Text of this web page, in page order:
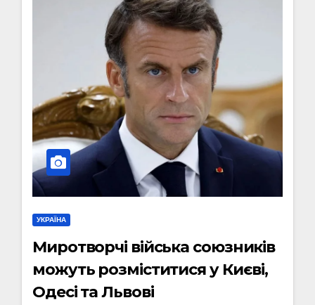
УКРАЇНА
Миротворчі війська союзників
можуть розміститися у Києві,
Одесі та Львові